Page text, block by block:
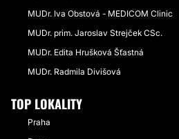
MUDr. Iva Obstová - MEDICOM Clinic
MUDr. prim. Jaroslav Strejček CSc.
MUDr. Edita Hrušková Šťastná
MUDr. Radmila Divišová
TOP LOKALITY
Praha